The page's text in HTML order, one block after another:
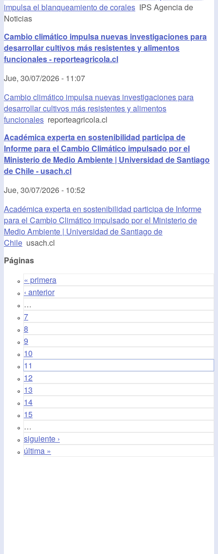
impulsa el blanqueamiento de corales IPS Agencia de
Noticias
Cambio climático impulsa nuevas investigaciones para
desarrollar cultivos más resistentes y alimentos
funcionales - reporteagricola.cl
Jue, 30/07/2026 - 11:07
Cambio climático impulsa nuevas investigaciones para
desarrollar cultivos más resistentes y alimentos
funcionales reporteagricola.cl
Académica experta en sostenibilidad participa de
Informe para el Cambio Climático impulsado por el
Ministerio de Medio Ambiente | Universidad de Santiago
de Chile - usach.cl
Jue, 30/07/2026 - 10:52
Académica experta en sostenibilidad participa de Informe
para el Cambio Climático impulsado por el Ministerio de
Medio Ambiente | Universidad de Santiago de
Chile usach.cl
Páginas
« primera
‹ anterior
…
7
8
9
10
11
12
13
14
15
…
siguiente ›
última »